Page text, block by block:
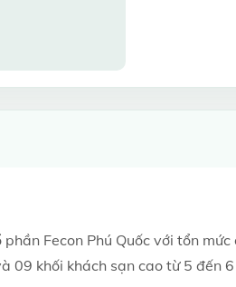
Fecon Phú Quốc với tổn
09 khối khách sạn cao từ 5 đến